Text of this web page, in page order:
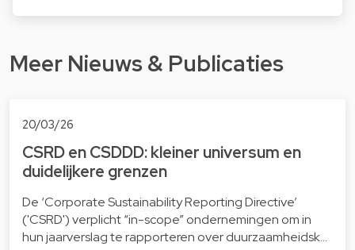
Meer Nieuws & Publicaties
20/03/26
CSRD en CSDDD: kleiner universum en
duidelijkere grenzen
De ‘Corporate Sustainability Reporting Directive’
('CSRD') verplicht “in-scope” ondernemingen om in
hun jaarverslag te rapporteren over duurzaamheidsk…